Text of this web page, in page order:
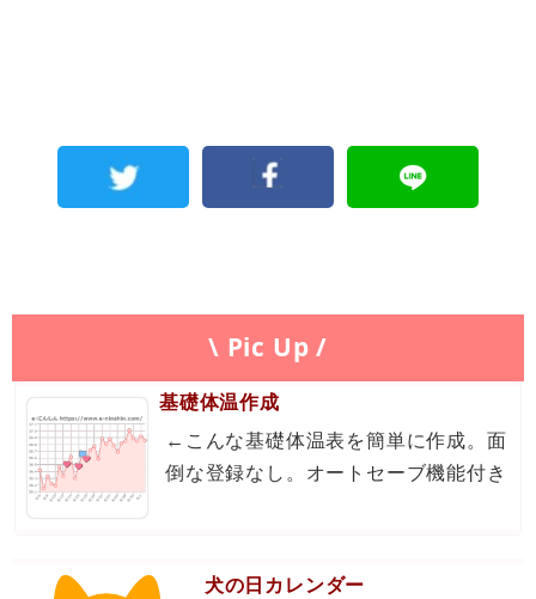
\ Pic Up /
基礎体温作成
←こんな基礎体温表を簡単に作成。面
倒な登録なし。オートセーブ機能付き
犬の日カレンダー